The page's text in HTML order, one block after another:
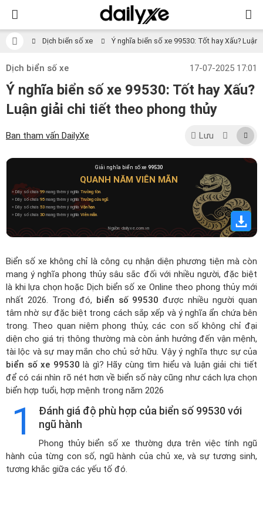
Dịch biển số xe Ý nghĩa biển số xe 99530: Tốt hay Xấu?
Dịch biển số xe 17-07-2025 17:01
Ý nghĩa biển số xe 99530: Tốt hay Xấu?
Luận giải chi tiết theo phong thủy
Ban tham vấn DailyXe Lưu
Giải nghĩa biển số xe 99530
QUANH NĂM VIÊN MÃN
» Dãy số chứa99 mang thêm ý nghĩa Trường tồn.
» Dãy số chứa 95 mang thêm ý nghĩaTrường cửu ngũ.
» Dãy số chứa 53 mang thêm ý nghĩaVận hạn.
» Dãy số chứa 30 mang thêm ý nghĩa Viên mãn.
Nguồn: dailyxe.com.vn
Biển số xe không chỉ là công cụ nhận diện phương tiện mà còn
mang ý nghĩa phong thủy sâu sắc đối với nhiều người, đặc biệt
là khi lựa chọn hoặcDịch biển số xe Online theo phong thủy mới
nhất 2026. Trong đó, biển số 99530 được nhiều người quan
tâm nhờ sự đặc biệt trong cách sắp xếp và ý nghĩa ẩn chứa bên
trong. Theo quan niệm phong thủy, các con số không chỉ đại
diện cho giá trị thông thường mà còn ảnh hưởng đến vận mệnh,
tài lộc và sự may mắn cho chủ sở hữu. Vậy ý nghĩa thực sự của
biển số xe 99530 là gì? Hãy cùng tìm hiểu và luận giải chi tiết
để có cái nhìn rõ nét hơn về biển số này cũng như cách lựa chọn
biển hợp tuổi, hợp mệnh trong năm 2026
1
Đánh giá độ phù hợp của biển số 99530 với
ngũ hành
Phong thủy biển số xe thường dựa trên việc tính ngũ
hành của từng con số, ngũ hành của chủ xe, và sự tương sinh,
tương khắc giữa các yếu tố đó.